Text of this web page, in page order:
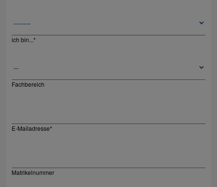
ich bin...*
Fachbereich
E-Mailadresse*
Matrikelnummer